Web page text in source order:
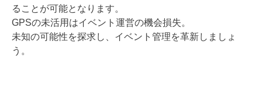
ることが可能となります。
GPSの未活用はイベント運営の機会損失。
未知の可能性を探求し、イベント管理を革新しましょ
う。